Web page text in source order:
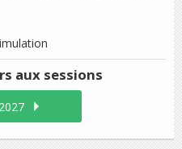
aux sessions